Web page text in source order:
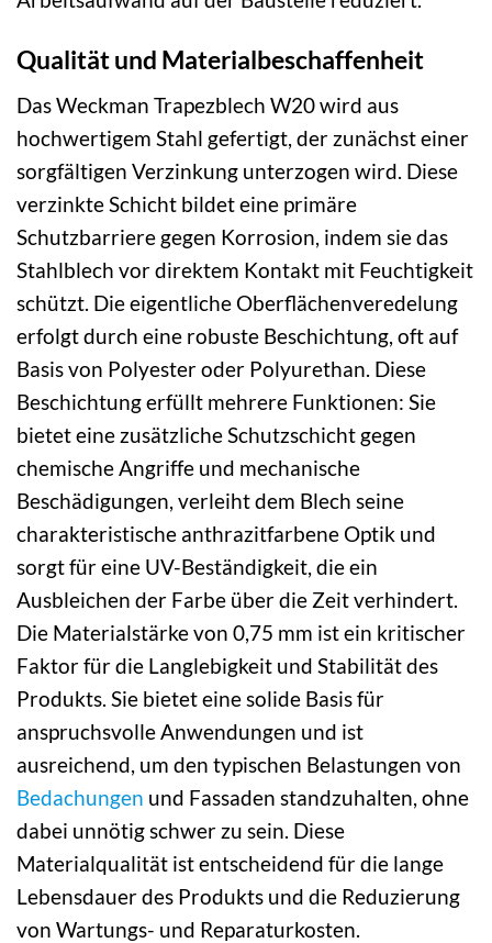
Qualität und Materialbeschaffenheit
Das Weckman Trapezblech W20 wird aus
hochwertigem Stahl gefertigt, der zunächst einer
sorgfältigen Verzinkung unterzogen wird. Diese
verzinkte Schicht bildet eine primäre
Schutzbarriere gegen Korrosion, indem sie das
Stahlblech vor direktem Kontakt mit Feuchtigkeit
schützt. Die eigentliche Oberflächenveredelung
erfolgt durch eine robuste Beschichtung, oft auf
Basis von Polyester oder Polyurethan. Diese
Beschichtung erfüllt mehrere Funktionen: Sie
bietet eine zusätzliche Schutzschicht gegen
chemische Angriffe und mechanische
Beschädigungen, verleiht dem Blech seine
charakteristische anthrazitfarbene Optik und
sorgt für eine UV-Beständigkeit, die ein
Ausbleichen der Farbe über die Zeit verhindert.
Die Materialstärke von 0,75 mm ist ein kritischer
Faktor für die Langlebigkeit und Stabilität des
Produkts. Sie bietet eine solide Basis für
anspruchsvolle Anwendungen und ist
ausreichend, um den typischen Belastungen von
Bedachungen und Fassaden standzuhalten, ohne
dabei unnötig schwer zu sein. Diese
Materialqualität ist entscheidend für die lange
Lebensdauer des Produkts und die Reduzierung
von Wartungs- und Reparaturkosten.